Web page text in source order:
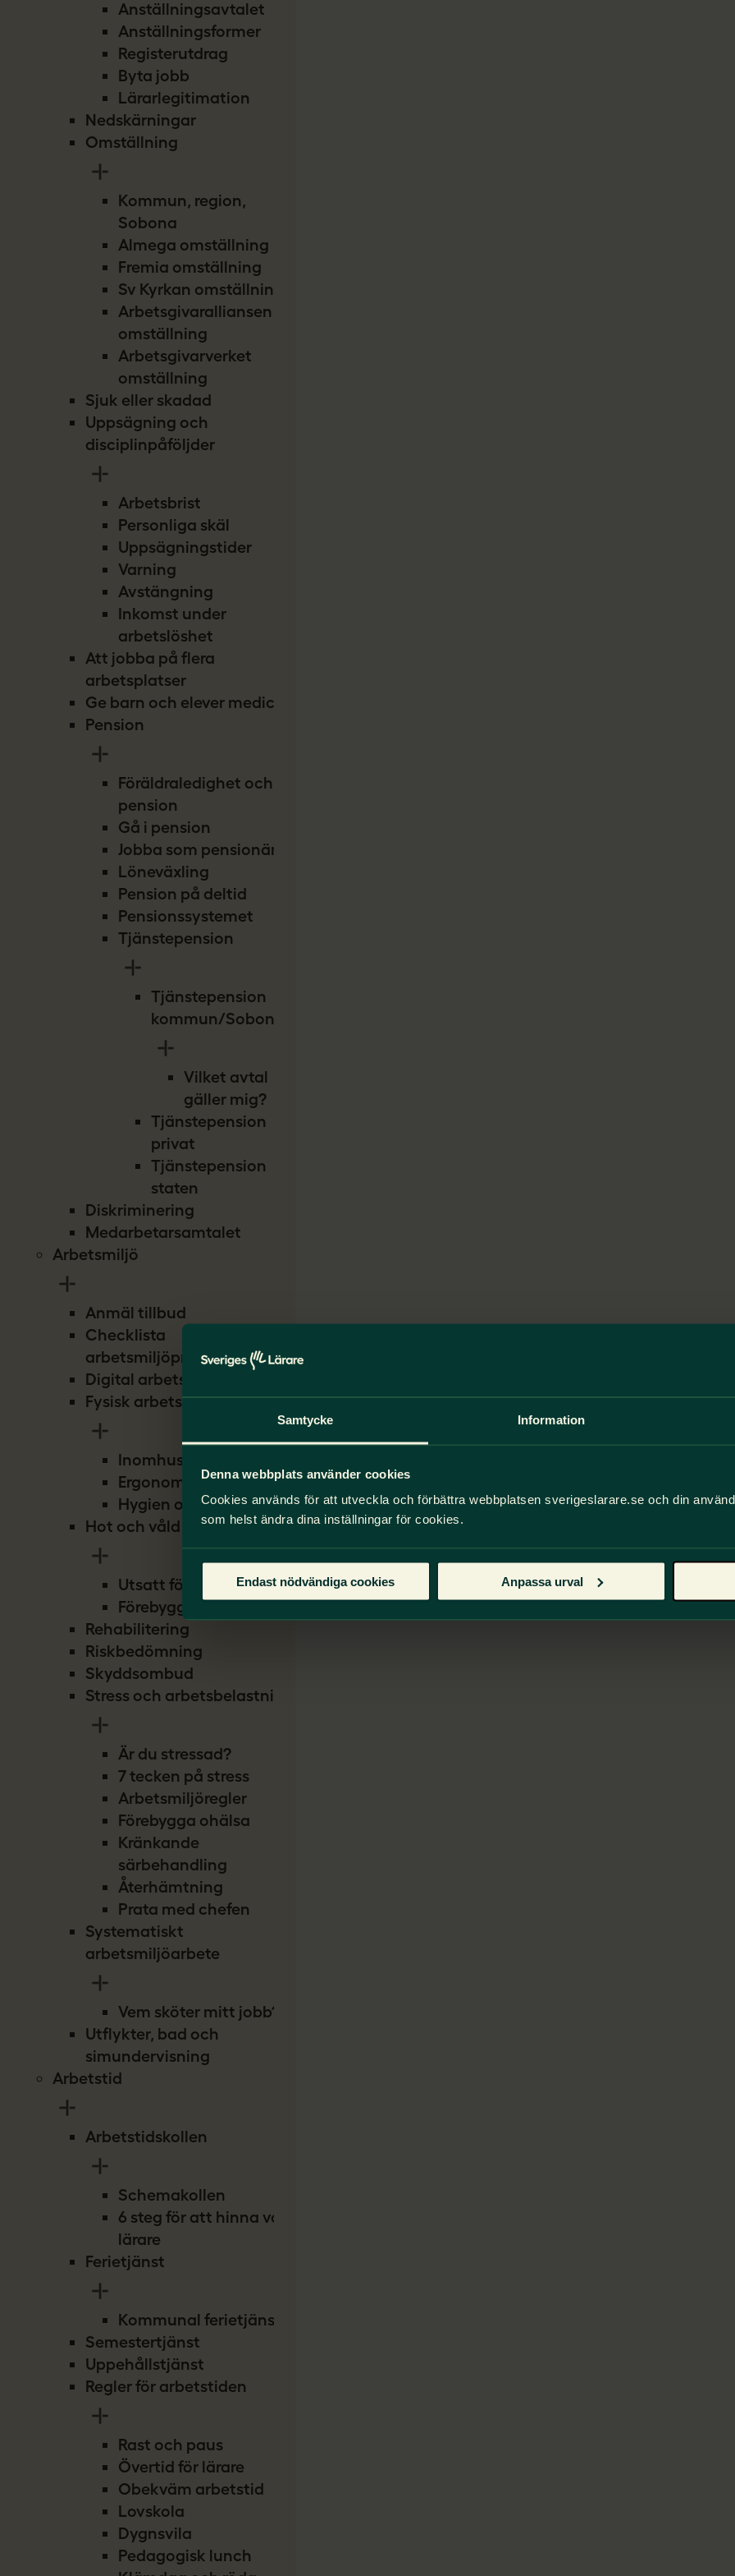
Samtycke Information
Denna webbplats använder cookies
Cookies används för att utveckla och förbättra webbplatsen sverigeslarare.se och din
som helst ändra dina inställningar för cookies.
Endast nödvändiga cookies Anpassa urval
Anställningsavtalet
Anställningsformer
Registerutdrag
Byta jobb
Lärarlegitimation
Nedskärningar
Omställning
Kommun, region,
Sobona
Almega omställning
Fremia omställning
Sv Kyrkan omställning
Arbetsgivaralliansen
omställning
Arbetsgivarverket
omställning
Sjuk eller skadad
Uppsägning och
disciplinpåföljder
Arbetsbrist
Personliga skäl
Uppsägningstider
Varning
Avstängning
Inkomst under
arbetslöshet
Att jobba på flera
arbetsplatser
Ge barn och elever medicin
Pension
Föräldraledighet och
pension
Gå i pension
Jobba som pensionär
Löneväxling
Pension på deltid
Pensionssystemet
Tjänstepension
Tjänstepension
kommun/Sobona
Vilket avtal
gäller mig?
Tjänstepension
privat
Tjänstepension
staten
Diskriminering
Medarbetarsamtalet
Arbetsmiljö
Anmäl tillbud
Checklista
arbetsmiljöproblem
Digital arbetsmiljö
Fysisk arbetsmiljö
Inomhusmiljö
Ergonomi
Hygien och smitta
Hot och våld
Utsatt för hot
Förebygg hot
Rehabilitering
Riskbedömning
Skyddsombud
Stress och arbetsbelastning
Är du stressad?
7 tecken på stress
Arbetsmiljöregler
Förebygga ohälsa
Kränkande
särbehandling
Återhämtning
Prata med chefen
Systematiskt
arbetsmiljöarbete
Vem sköter mitt jobb?
Utflykter, bad och
simundervisning
Arbetstid
Arbetstidskollen
Schemakollen
6 steg för att hinna vara
lärare
Ferietjänst
Kommunal ferietjänst
Semestertjänst
Uppehållstjänst
Regler för arbetstiden
Rast och paus
Övertid för lärare
Obekväm arbetstid
Lovskola
Dygnsvila
Pedagogisk lunch